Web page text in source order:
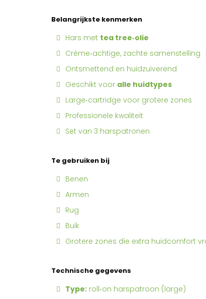
Belangrijkste kenmerken
Hars met tea tree‑olie
Crème‑achtige, zachte samenstelling
Ontsmettend en huidzuiverend
Geschikt voor alle huidtypes
Large‑cartridge voor grotere zones
Professionele kwaliteit
Set van 3 harspatronen
Te gebruiken bij
Benen
Armen
Rug
Buik
Grotere zones die extra huidcomfort
Technische gegevens
Type: roll‑on harspatroon (large)